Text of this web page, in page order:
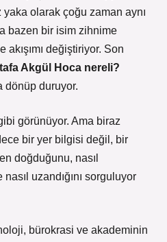
yaka olarak çoğu zaman aynı
bazen bir isim zihnime
akışımı değiştiriyor. Son
Akgül Hoca nereli?
dönüp duruyor.
görünüyor. Ama biraz
bir yer bilgisi değil, bir
doğduğunu, nasıl
uzandığını sorguluyor
bürokrasi ve akademinin